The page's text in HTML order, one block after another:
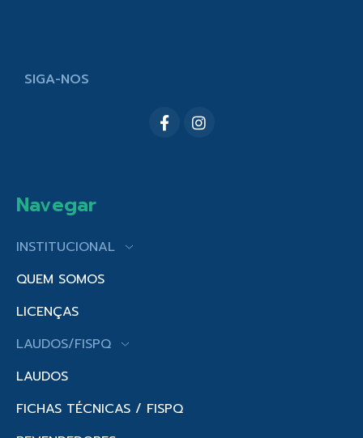
SIGA-NOS
Navegar
INSTITUCIONAL
QUEM SOMOS
LICENÇAS
LAUDOS/FISPQ
LAUDOS
FICHAS TÉCNICAS / FISPQ